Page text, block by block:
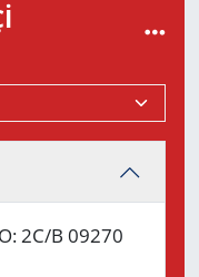
2C/B 09270